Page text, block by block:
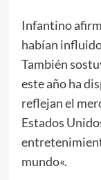
Infantino
habían
También
este año ha
reflejan el
Estados
mundo«.